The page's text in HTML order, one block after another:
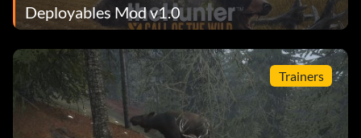
Deployables Mod v1.0
Trainers